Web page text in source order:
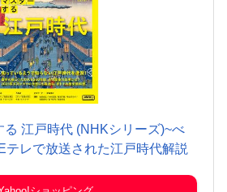
江戸時代 (NHKシリーズ)~べ
テレで放送された江戸時代解説